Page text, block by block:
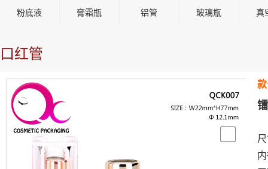
粉底液 膏霜瓶 铝管 玻璃瓶 真
口红管